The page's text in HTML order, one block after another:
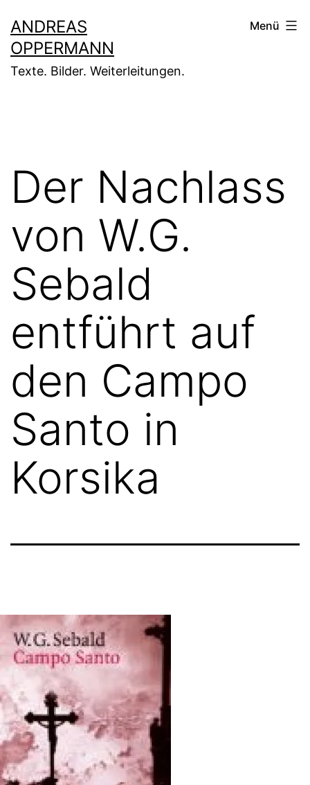
Inhalt
springen
ANDREAS
OPPERMANN
Texte. Bilder. Weiterleitungen.
Menü
Der Nachlass
von W.G.
Sebald
entführt auf
den Campo
Santo in
Korsika